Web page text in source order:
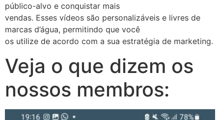
público-alvo e conquistar mais
vendas. Esses vídeos são personalizáveis e livres de
marcas d’água, permitindo que você
os utilize de acordo com a sua estratégia de marketing.
Veja o que dizem os
nossos membros: